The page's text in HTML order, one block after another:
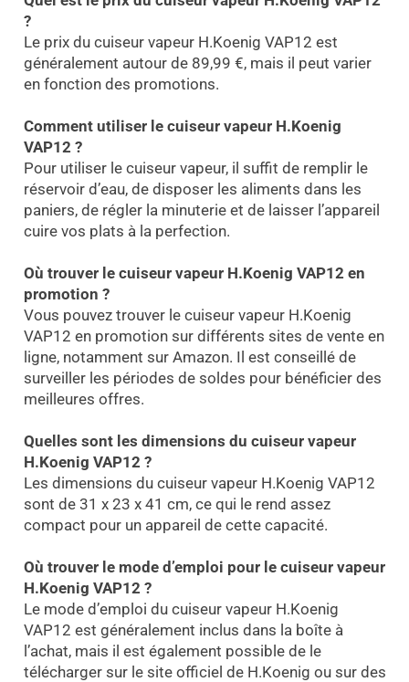
?
Le prix du cuiseur vapeur H.Koenig VAP12 est
généralement autour de 89,99 €, mais il peut varier
en fonction des promotions.
Comment utiliser le cuiseur vapeur H.Koenig
VAP12 ?
Pour utiliser le cuiseur vapeur, il suffit de remplir le
réservoir d’eau, de disposer les aliments dans les
paniers, de régler la minuterie et de laisser l’appareil
cuire vos plats à la perfection.
Où trouver le cuiseur vapeur H.Koenig VAP12 en
promotion ?
Vous pouvez trouver le cuiseur vapeur H.Koenig
VAP12 en promotion sur différents sites de vente en
ligne, notamment sur Amazon. Il est conseillé de
surveiller les périodes de soldes pour bénéficier des
meilleures offres.
Quelles sont les dimensions du cuiseur vapeur
H.Koenig VAP12 ?
Les dimensions du cuiseur vapeur H.Koenig VAP12
sont de 31 x 23 x 41 cm, ce qui le rend assez
compact pour un appareil de cette capacité.
Où trouver le mode d’emploi pour le cuiseur vapeur
H.Koenig VAP12 ?
Le mode d’emploi du cuiseur vapeur H.Koenig
VAP12 est généralement inclus dans la boîte à
l’achat, mais il est également possible de le
télécharger sur le site officiel de H.Koenig ou sur des